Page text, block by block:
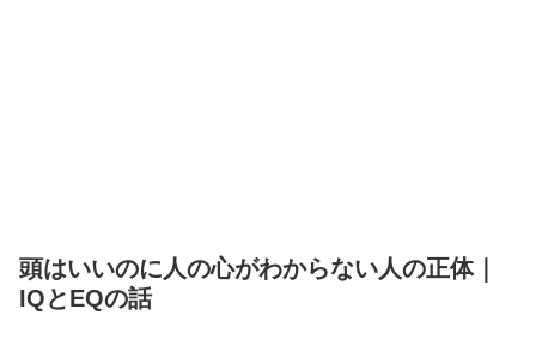
頭はいいのに人の心がわからない人の正体｜
IQとEQの話